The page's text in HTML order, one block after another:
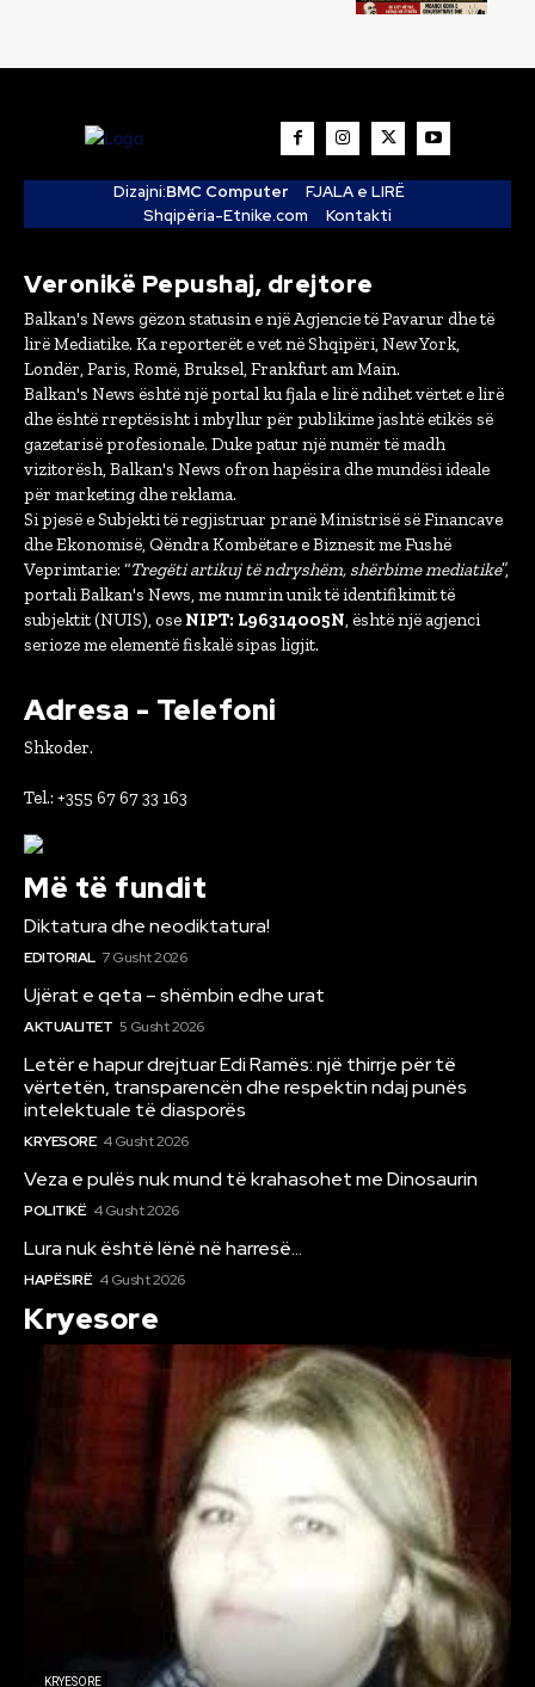
Dizajni:BMC Computer
FJALA e LIRË
Shqipëria-Etnike.com
Kontakti
Veronikë Pepushaj, drejtore
Balkan's News gëzon statusin e një Agjencie të Pavarur dhe të
lirë Mediatike. Ka reporterët e vet në Shqipëri, New York,
Londër, Paris, Romë, Bruksel, Frankfurt am Main.
Balkan's News është një portal ku fjala e lirë ndihet vërtet e lirë
dhe është rreptësisht i mbyllur për publikime jashtë etikës së
gazetarisë profesionale. Duke patur një numër të madh
vizitorësh, Balkan's News ofron hapësira dhe mundësi ideale
për marketing dhe reklama.
Si pjesë e Subjekti të regjistruar pranë Ministrisë së Financave
dhe Ekonomisë, Qëndra Kombëtare e Biznesit me Fushë
Veprimtarie: “Tregëti artikuj të ndryshëm, shërbime mediatike”,
portali Balkan's News, me numrin unik të identifikimit të
subjektit (NUIS), ose NIPT: L96314005N, është një agjenci
serioze me elementë fiskalë sipas ligjit.
Adresa - Telefoni
Shkoder.
Tel.: +355 67 67 33 163
Më të fundit
Diktatura dhe neodiktatura!
EDITORIAL 7 Gusht 2026
Ujërat e qeta – shëmbin edhe urat
AKTUALITET 5 Gusht 2026
Letër e hapur drejtuar Edi Ramës: një thirrje për të
vërtetën, transparencën dhe respektin ndaj punës
intelektuale të diasporës
KRYESORE 4 Gusht 2026
Veza e pulës nuk mund të krahasohet me Dinosaurin
POLITIKË 4 Gusht 2026
Lura nuk është lënë në harresë…
HAPËSIRË 4 Gusht 2026
Kryesore
KRYESORE